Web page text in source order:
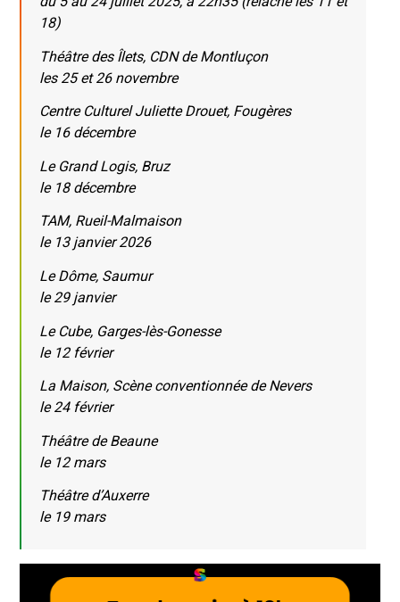
18)
Théâtre des Îlets, CDN de Montluçon
les 25 et 26 novembre
Centre Culturel Juliette Drouet, Fougères
le 16 décembre
Le Grand Logis, Bruz
le 18 décembre
TAM, Rueil-Malmaison
le 13 janvier 2026
Le Dôme, Saumur
le 29 janvier
Le Cube, Garges-lès-Gonesse
le 12 février
La Maison, Scène conventionnée de Nevers
le 24 février
Théâtre de Beaune
le 12 mars
Théâtre d’Auxerre
le 19 mars